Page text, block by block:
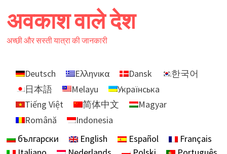
to
content
अवकाश वाले देश
अच्छी और सस्ती यात्रा की जानकारी
Deutsch Ελληνικα Dansk
한국어
日本語
Melayu
Українська
Tiếng Việt
简体中文
Magyar
Română
Indonesia
български
English Español
Français